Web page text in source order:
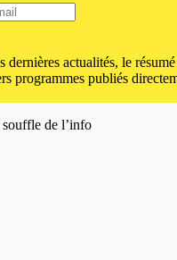
dernières actualités, le
programmes publiés
de l’info